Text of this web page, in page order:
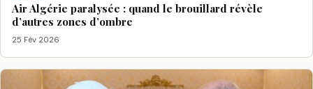
Air Algérie paralysée : quand le brouillard révèle
d’autres zones d’ombre
25 Fév 2026